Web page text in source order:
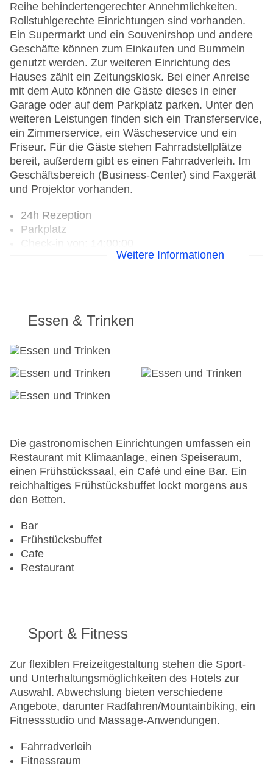
Reihe behindertengerechter Annehmlichkeiten.
Rollstuhlgerechte Einrichtungen sind vorhanden.
Ein Supermarkt und ein Souvenirshop und andere
Geschäfte können zum Einkaufen und Bummeln
genutzt werden. Zur weiteren Einrichtung des
Hauses zählt ein Zeitungskiosk. Bei einer Anreise
mit dem Auto können die Gäste dieses in einer
Garage oder auf dem Parkplatz parken. Unter den
weiteren Leistungen finden sich ein Transferservice,
ein Zimmerservice, ein Wäscheservice und ein
Friseur. Für die Gäste stehen Fahrradstellplätze
bereit, außerdem gibt es einen Fahrradverleih. Im
Geschäftsbereich (Business-Center) sind Faxgerät
und Projektor vorhanden.
24h Rezeption
Parkplatz
Check-out bis: 11:00:00
Hotelsafe
WLAN/WiFi im Hotel
Lift
Minimarkt
Anzahl der Aufzüge: 1
Gesamtanzahl der Zimmer: 255
Zahlungsarten: American Express, Diners Club,
Mastercard, Visa
Landeskategorie: 4 Sterne
Weitere Informationen
Essen & Trinken
Die gastronomischen Einrichtungen umfassen ein
Restaurant mit Klimaanlage, einen Speiseraum,
einen Frühstückssaal, ein Café und eine Bar. Ein
reichhaltiges Frühstücksbuffet lockt morgens aus
den Betten.
Bar
Frühstücksbuffet
Cafe
Restaurant
Sport & Fitness
Zur flexiblen Freizeitgestaltung stehen die Sport-
und Unterhaltungsmöglichkeiten des Hotels zur
Auswahl. Abwechslung bieten verschiedene
Angebote, darunter Radfahren/Mountainbiking, ein
Fitnessstudio und Massage-Anwendungen.
Fahrradverleih
Fitnessraum